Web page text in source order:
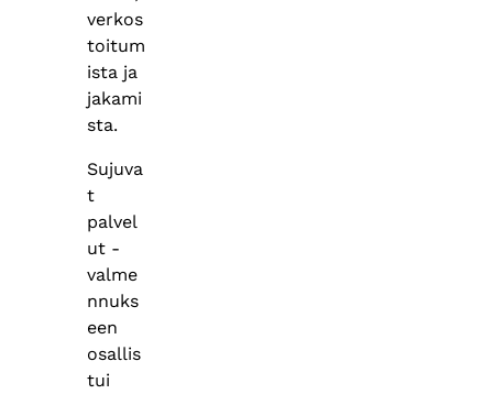
verkos
toitum
ista ja
jakami
sta.
Sujuva
t
palvel
ut -
valme
nnuks
een
osallis
tui